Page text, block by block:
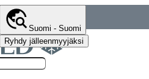
Suomi - Suomi
Ryhdy jälleenmyyjäksi